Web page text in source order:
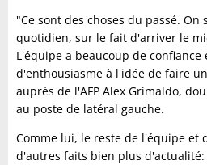
"Ce sont des choses du passé. On
quotidien, sur le fait d'arriver le
L'équipe a beaucoup de
d'enthousiasme à l'idée de faire
auprès de l'AFP Alex Grimaldo,
au poste de latéral gauche.
Comme lui, le reste de l'équipe et
d'autres faits bien plus